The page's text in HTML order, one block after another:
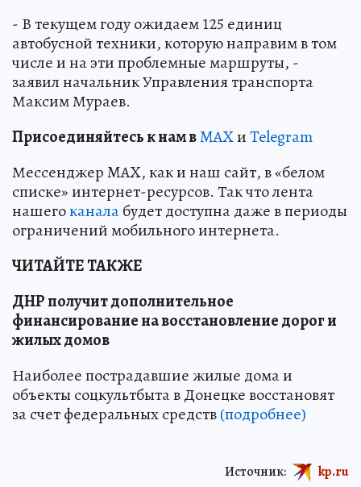
- В текущем году ожидаем 125 единиц
автобусной техники, которую направим в том
числе и на эти проблемные маршруты, -
заявил начальник Управления транспорта
Максим Мураев.
Присоединяйтесь к нам вMAXиTelegram
Мессенджер MAX, как и наш сайт, в «белом
списке» интернет-ресурсов. Так что лента
нашегоканалабудет доступна даже в периоды
ограничений мобильного интернета.
ЧИТАЙТЕ ТАКЖЕ
ДНР получит дополнительное
финансирование на восстановление дорог и
жилых домов
Наиболее пострадавшие жилые дома и
объекты соцкультбыта в Донецке восстановят
за счет федеральных средств(подробнее)
Источник: kp.ru